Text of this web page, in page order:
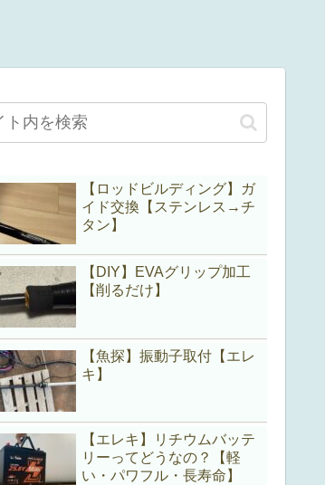
【ロッドビルディング】ガ
イド交換【ステンレス→チ
タン】
【DIY】EVAグリップ加工
【削るだけ】
【魚探】振動子取付【エレ
キ】
【エレキ】リチウムバッテ
リーってどうなの？【軽
い・パワフル・長寿命】